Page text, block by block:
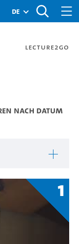
de
Lecture2Go
nach Datum
1